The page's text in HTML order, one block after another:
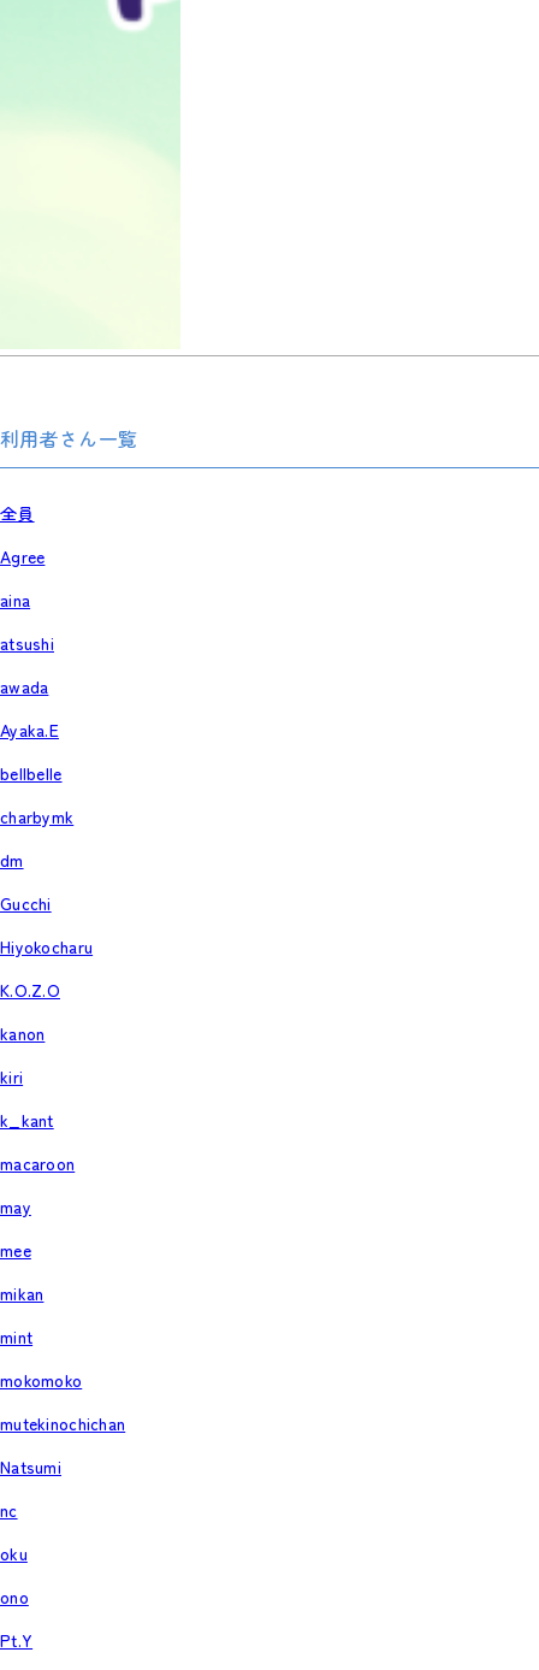
利用者さん一覧
全員
Agree
aina
atsushi
awada
Ayaka.E
bellbelle
charbymk
dm
Gucchi
Hiyokocharu
K.O.Z.O
kanon
kiri
k_kant
macaroon
may
mee
mikan
mint
mokomoko
mutekinochichan
Natsumi
nc
oku
ono
Pt.Y